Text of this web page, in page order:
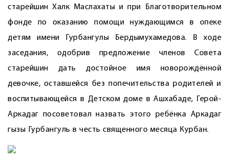
старейшин Халк Маслахаты и при Благотворительном
фонде по оказанию помощи нуждающимся в опеке
детям имени Гурбангулы Бердымухамедова. В ходе
заседания, одобрив предложение членов Совета
старейшин дать достойное имя новорождённой
девочке, оставшейся без попечительства родителей и
воспитывающейся в Детском доме в Ашхабаде, Герой-
Аркадаг посоветовал назвать этого ребёнка Аркадаг
гызы Гурбангуль в честь священного месяца Курбан.